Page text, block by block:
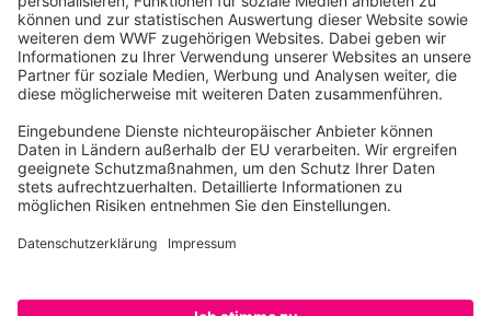
© Food Impacts Legal notice
InstagramFacebookXLinkedIn
Achtung: Dies ist ein Prototyp. Nur eine Auswahl von